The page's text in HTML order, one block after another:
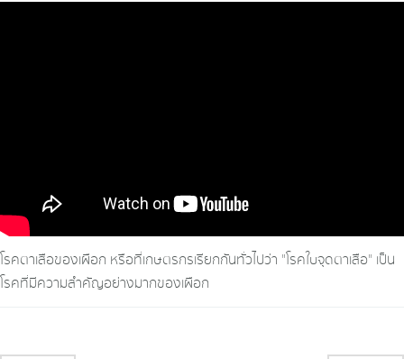
โรคตาเสือของเผือก หรือที่เกษตรกรเรียกกันทั่วไปว่า "โรคใบจุดตาเสือ" เป็น
โรคที่มีความสำคัญอย่างมากของเผือก